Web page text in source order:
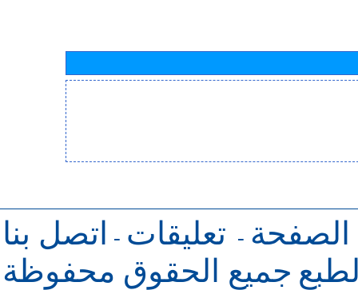
الصفحة - تعليقات -
اتصل بنا
جميع الحقوق محفوظة